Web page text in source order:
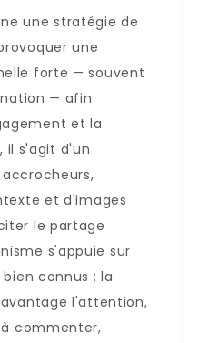
une stratégie de
une
forte — souvent
— afin
et la
il s'agit d'un
et d'images
le partage
s'appuie sur
connus : la
l'attention,
commenter,